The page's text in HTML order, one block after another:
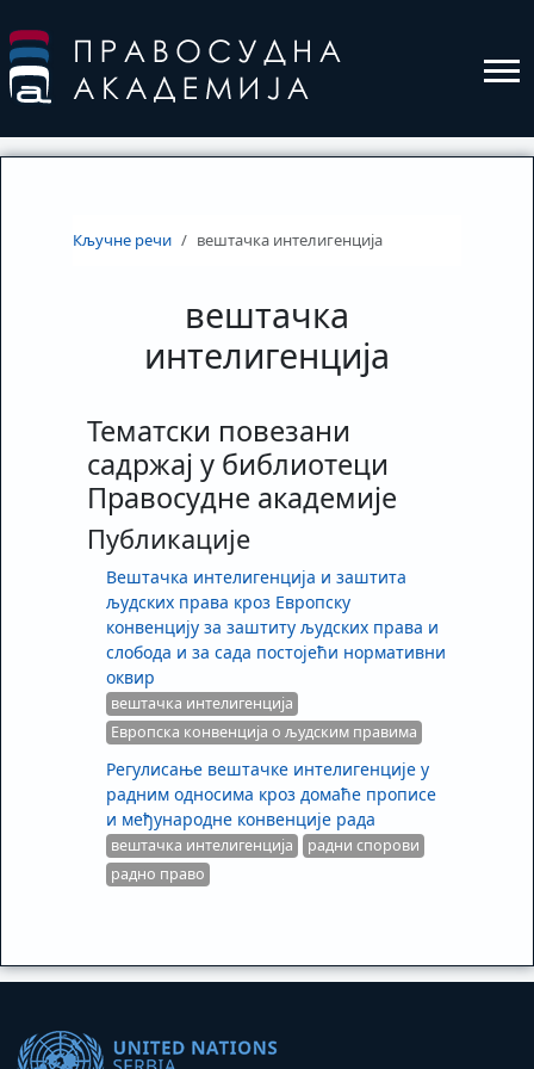
Кључне речи вештачка интелигенција
вештачка
интелигенција
Тематски повезани
садржај у библиотеци
Правосудне академије
Публикације
Вештачка интелигенција и заштита
људских права кроз Европску
конвенцију за заштиту људских права и
слобода и за сада постојећи нормативни
оквир
вештачка интелигенција
Европска конвенција о људским правима
Регулисање вештачке интелигенције у
радним односима кроз домаће прописе
и међународне конвенције рада
вештачка интелигенција
радни спорови
радно право